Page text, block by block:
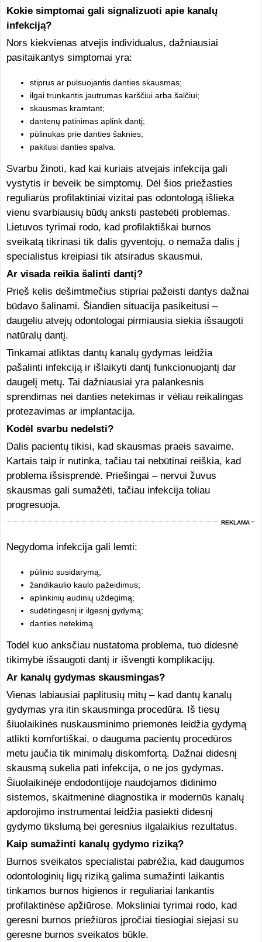
Kokie simptomai gali signalizuoti apie kanalų
infekciją?
Nors kiekvienas atvejis individualus, dažniausiai
pasitaikantys simptomai yra:
stiprus ar pulsuojantis danties skausmas;
ilgai trunkantis jautrumas karščiui arba šalčiui;
skausmas kramtant;
dantenų patinimas aplink dantį;
pūlinukas prie danties šaknies;
pakitusi danties spalva.
Svarbu žinoti, kad kai kuriais atvejais infekcija gali
vystytis ir beveik be simptomų. Dėl šios priežasties
reguliarūs profilaktiniai vizitai pas odontologą išlieka
vienu svarbiausių būdų anksti pastebėti problemas.
Lietuvos tyrimai rodo, kad profilaktiškai burnos
sveikatą tikrinasi tik dalis gyventojų, o nemaža dalis į
specialistus kreipiasi tik atsiradus skausmui.
Ar visada reikia šalinti dantį?
Prieš kelis dešimtmečius stipriai pažeisti dantys dažnai
būdavo šalinami. Šiandien situacija pasikeitusi –
daugeliu atvejų odontologai pirmiausia siekia išsaugoti
natūralų dantį.
Tinkamai atliktas dantų kanalų gydymas leidžia
pašalinti infekciją ir išlaikyti dantį funkcionuojantį dar
daugelį metų. Tai dažniausiai yra palankesnis
sprendimas nei danties netekimas ir vėliau reikalingas
protezavimas ar implantacija.
Kodėl svarbu nedelsti?
Dalis pacientų tikisi, kad skausmas praeis savaime.
Kartais taip ir nutinka, tačiau tai nebūtinai reiškia, kad
problema išsisprendė. Priešingai – nervui žuvus
skausmas gali sumažėti, tačiau infekcija toliau
progresuoja.
REKLAMA
Negydoma infekcija gali lemti:
pūlinio susidarymą;
žandikaulio kaulo pažeidimus;
aplinkinių audinių uždegimą;
sudėtingesnį ir ilgesnį gydymą;
danties netekimą.
Todėl kuo anksčiau nustatoma problema, tuo didesnė
tikimybė išsaugoti dantį ir išvengti komplikacijų.
Ar kanalų gydymas skausmingas?
Vienas labiausiai paplitusių mitų – kad dantų kanalų
gydymas yra itin skausminga procedūra. Iš tiesų
šiuolaikinės nuskausminimo priemonės leidžia gydymą
atlikti komfortiškai, o dauguma pacientų procedūros
metu jaučia tik minimalų diskomfortą. Dažnai didesnį
skausmą sukelia pati infekcija, o ne jos gydymas.
Šiuolaikinėje endodontijoje naudojamos didinimo
sistemos, skaitmeninė diagnostika ir modernūs kanalų
apdorojimo instrumentai leidžia pasiekti didesnį
gydymo tikslumą bei geresnius ilgalaikius rezultatus.
Kaip sumažinti kanalų gydymo riziką?
Burnos sveikatos specialistai pabrėžia, kad daugumos
odontologinių ligų riziką galima sumažinti laikantis
tinkamos burnos higienos ir reguliariai lankantis
profilaktinėse apžiūrose. Moksliniai tyrimai rodo, kad
geresni burnos priežiūros įpročiai tiesiogiai siejasi su
geresne burnos sveikatos būkle.